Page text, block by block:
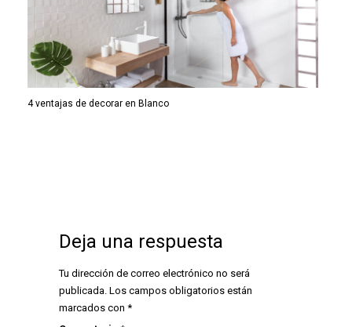
4 ventajas de decorar en Blanco
Deja una respuesta
Tu dirección de correo electrónico no será
publicada. Los campos obligatorios están
marcados con *